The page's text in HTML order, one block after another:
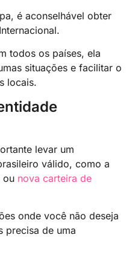
é aconselhável obter
todos os países, ela
situações e facilitar o
locais.
levar um
válido, como a
ou nova carteira de
onde você não deseja
precisa de uma